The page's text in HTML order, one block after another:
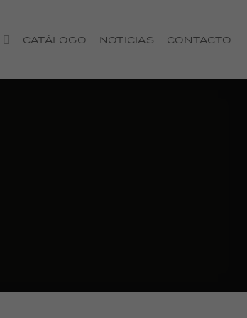
CATÁLOGO NOTICIAS CONTACTO